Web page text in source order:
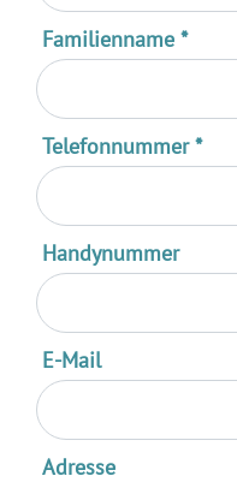
Familienname *
Telefonnummer *
Handynummer
E-Mail
Adresse